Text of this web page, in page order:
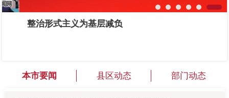
整治形式主义为基层减负
本市要闻 县区动态 部门动态